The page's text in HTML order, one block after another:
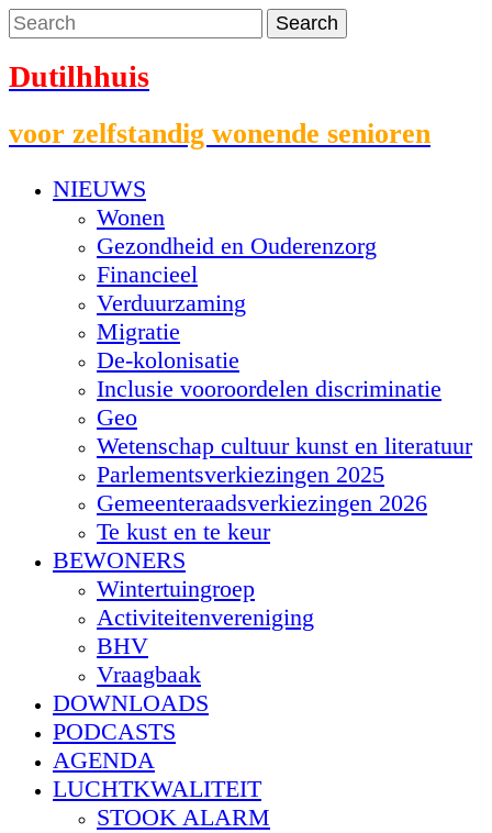
Dutilhhuis
voor zelfstandig wonende senioren
NIEUWS
Wonen
Gezondheid en Ouderenzorg
Financieel
Verduurzaming
Migratie
De-kolonisatie
Inclusie vooroordelen discriminatie
Geo
Wetenschap cultuur kunst en literatuur
Parlementsverkiezingen 2025
Gemeenteraadsverkiezingen 2026
Te kust en te keur
BEWONERS
Wintertuingroep
Activiteitenvereniging
BHV
Vraagbaak
DOWNLOADS
PODCASTS
AGENDA
LUCHTKWALITEIT
STOOK ALARM